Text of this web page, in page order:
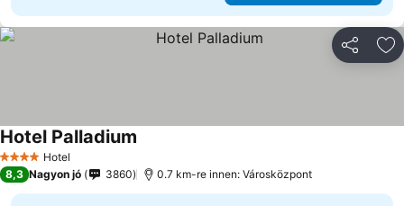
4 KategóriaHotel
Hotel Palladium
8,3 Nagyon jó 3860 0.7 km-re innen: Városközpont